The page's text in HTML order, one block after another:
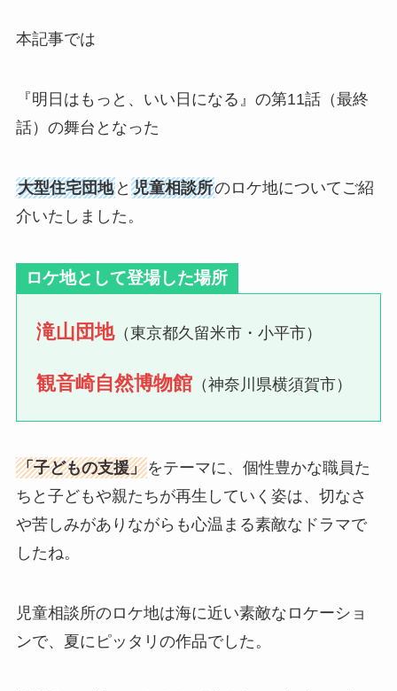
本記事では
『明日はもっと、いい日になる』の第11話（最終
話）の舞台となった
大型住宅団地と 児童相談所のロケ地についてご紹
介いたしました。
ロケ地として登場した場所
滝山団地（東京都久留米市・小平市）
観音崎自然博物館 （神奈川県横須賀市）
「子どもの支援」をテーマに、個性豊かな職員た
ちと子どもや親たちが再生していく姿は、切なさ
や苦しみがありながらも心温まる素敵なドラマで
したね。
児童相談所のロケ地は海に近い素敵なロケーショ
ンで、夏にピッタリの作品でした。